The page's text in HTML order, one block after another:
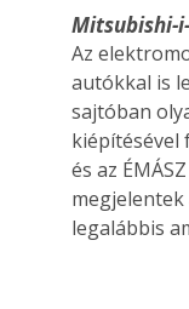
Mitsubishi-
Az
autókkal is
sajtóban
kiépítésével
és az
megjelentek
legalábbis